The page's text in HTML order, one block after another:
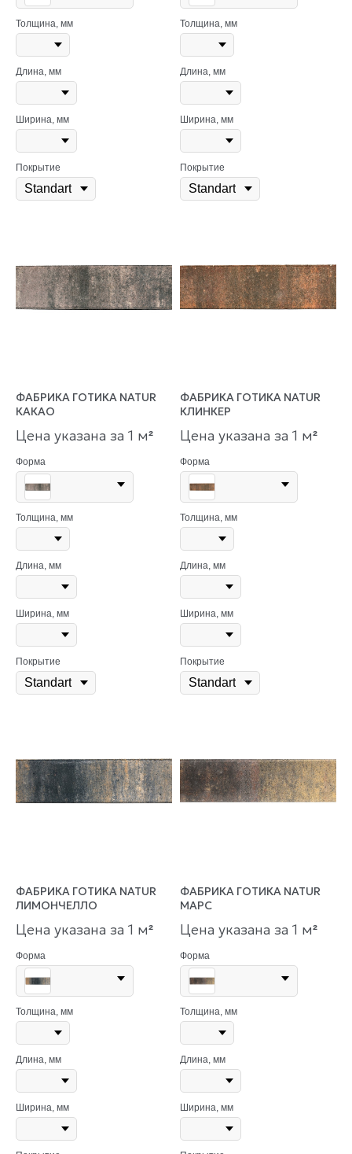
Толщина, мм
Длина, мм
Ширина, мм
Покрытие
Толщина, мм
Длина, мм
Ширина, мм
Покрытие
ФАБРИКА ГОТИКА NATUR
КАКАО
Цена указана за 1 м²
Форма
Толщина, мм
Длина, мм
Ширина, мм
Покрытие
ФАБРИКА ГОТИКА NATUR
КЛИНКЕР
Цена указана за 1 м²
Форма
Толщина, мм
Длина, мм
Ширина, мм
Покрытие
ФАБРИКА ГОТИКА NATUR
ЛИМОНЧЕЛЛО
Цена указана за 1 м²
Форма
Толщина, мм
Длина, мм
Ширина, мм
ФАБРИКА ГОТИКА NATUR
МАРС
Цена указана за 1 м²
Форма
Толщина, мм
Длина, мм
Ширина, мм